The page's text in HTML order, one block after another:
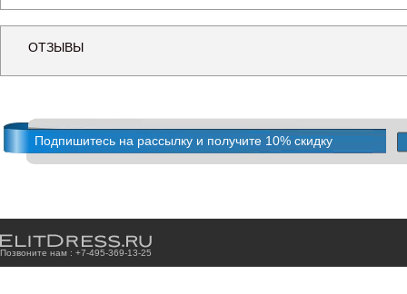
ОТЗЫВЫ
Подпишитесь на рассылку и получите 10% скидку
Позвоните нам : +7-495-369-13-25